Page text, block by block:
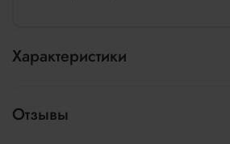
Характеристики
Отзывы